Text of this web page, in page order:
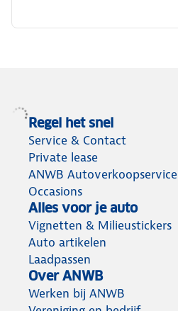
Regel het snel
Service & Contact
Private lease
ANWB Autoverkoopservice
Occasions
Alles voor je auto
Vignetten & Milieustickers
Auto artikelen
Laadpassen
Over ANWB
Werken bij ANWB